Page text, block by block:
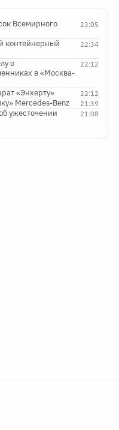
23:05
Всемирного
22:34
контейнерный
22:12
о
в «Москва-
22:12
«Энхерту»
21:39
Mercedes-Benz
21:08
ужесточении